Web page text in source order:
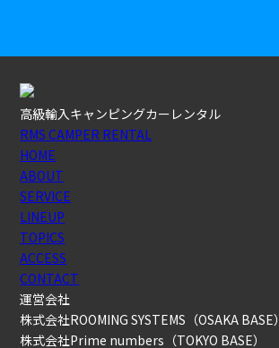
高級輸入キャンピングカーレンタル
RMS CAMPER RENTAL
HOME
ABOUT
SERVICE
LINEUP
TOPICS
ACCESS
CONTACT
運営会社
株式会社ROOMING SYSTEMS（OSAKA BASE）
株式会社Prime numbers（TOKYO BASE）